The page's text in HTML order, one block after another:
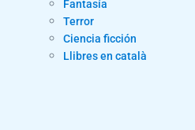
Fantasía
Terror
Ciencia ficción
Llibres en català